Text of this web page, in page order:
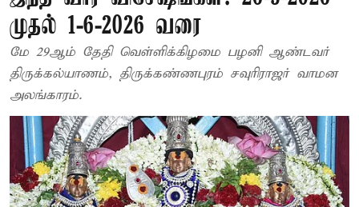
முதல் 1-6-2026 வரை
மே 29ஆம் தேதி வெள்ளிக்கிழமை பழனி ஆண்டவர்
திருக்கல்யாணம், திருக்கண்ணபுரம் சவுரிராஜர் வாமன
அலங்காரம்.